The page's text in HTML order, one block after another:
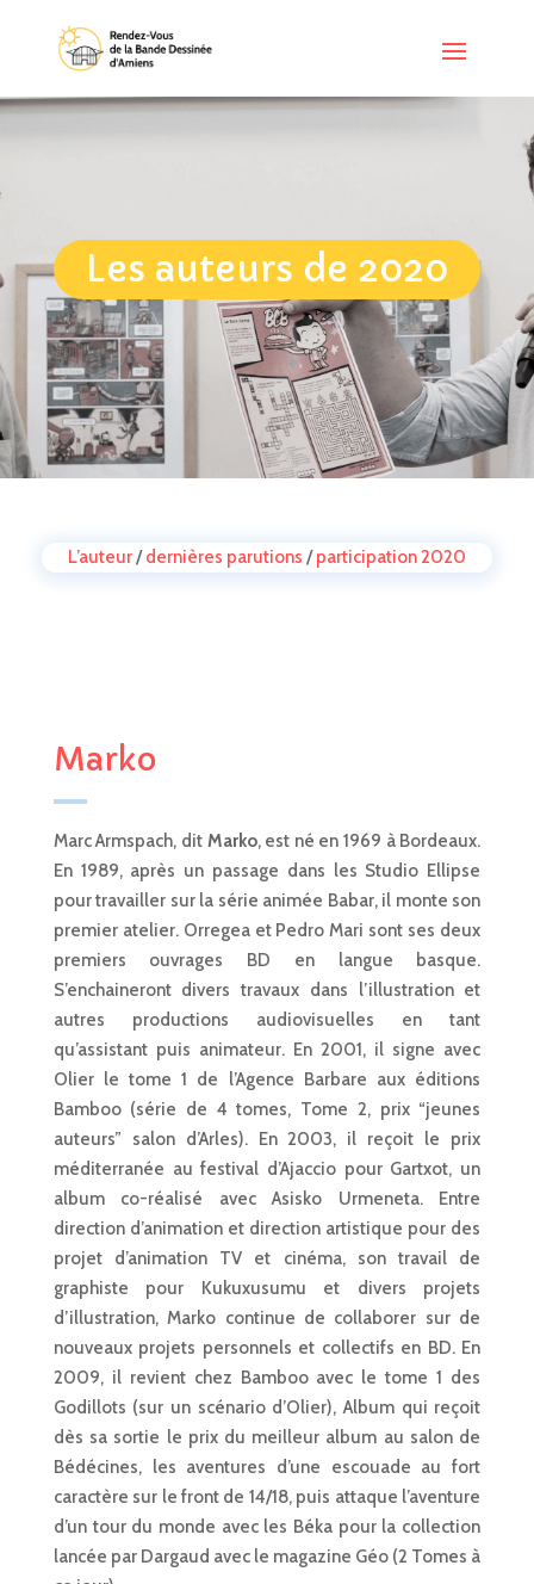
Les auteurs de 2020
L’auteur/dernières parutions /participation 2020
Marko
Marc Armspach, dit Marko, est né en 1969 à Bordeaux.
En 1989, après un passage dans les Studio Ellipse
pour travailler sur la série animée Babar, il monte son
premier atelier. Orregea et Pedro Mari sont ses deux
premiers ouvrages BD en langue basque.
S’enchaineront divers travaux dans l’illustration et
autres productions audiovisuelles en tant
qu’assistant puis animateur. En 2001, il signe avec
Olier le tome 1 de l’Agence Barbare aux éditions
Bamboo (série de 4 tomes, Tome 2, prix “jeunes
auteurs” salon d’Arles). En 2003, il reçoit le prix
méditerranée au festival d’Ajaccio pour Gartxot, un
album co-réalisé avec Asisko Urmeneta. Entre
direction d’animation et direction artistique pour des
projet d’animation TV et cinéma, son travail de
graphiste pour Kukuxusumu et divers projets
d’illustration, Marko continue de collaborer sur de
nouveaux projets personnels et collectifs en BD. En
2009, il revient chez Bamboo avec le tome 1 des
Godillots (sur un scénario d’Olier), Album qui reçoit
dès sa sortie le prix du meilleur album au salon de
Bédécines, les aventures d’une escouade au fort
caractère sur le front de 14/18, puis attaque l’aventure
d’un tour du monde avec les Béka pour la collection
lancée par Dargaud avec le magazine Géo (2 Tomes à